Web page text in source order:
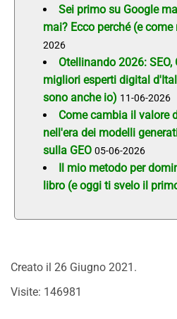
Sei primo su Google
mai? Ecco perché (e
2026
Otellinando 2026: SEO,
migliori esperti digital
sono anche io) 11-06-2026
Come cambia il valore
nell'era dei modelli
sulla GEO 05-06-2026
Il mio metodo per
libro (e oggi ti svelo il
Creato il 26 Giugno 2021 .
Visite: 146981